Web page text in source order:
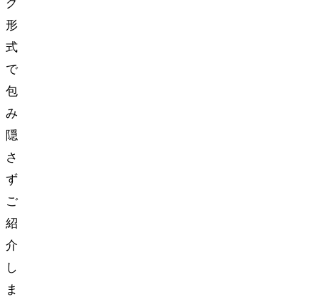
グ
形
式
で
包
み
隠
さ
ず
ご
紹
介
し
ま